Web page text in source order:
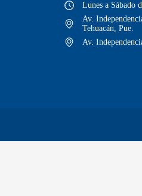
Lunes a Sábado
Av.
Tehuacán, Pue.
Av.